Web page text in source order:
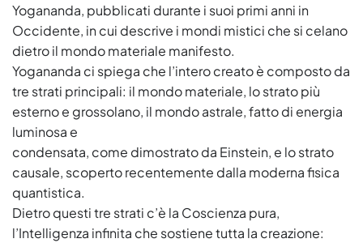
Yogananda, pubblicati durante i suoi primi anni in
Occidente, in cui descrive i mondi mistici che si celano
dietro il mondo materiale manifesto.
Yogananda ci spiega che l’intero creato è composto da
tre strati principali: il mondo materiale, lo strato più
esterno e grossolano, il mondo astrale, fatto di energia
luminosa e
condensata, come dimostrato da Einstein, e lo strato
causale, scoperto recentemente dalla moderna fisica
quantistica.
Dietro questi tre strati c’è la Coscienza pura,
l’Intelligenza infinita che sostiene tutta la creazione: